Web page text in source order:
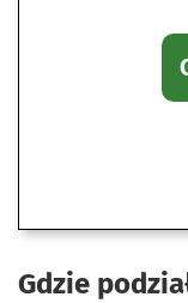
Gdzie